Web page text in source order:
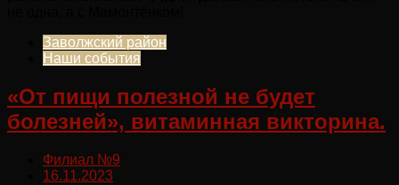
Заволжский район
Наши события
«От пищи полезной не будет
болезней», витаминная викторина.
Филиал №9
16.11.2023